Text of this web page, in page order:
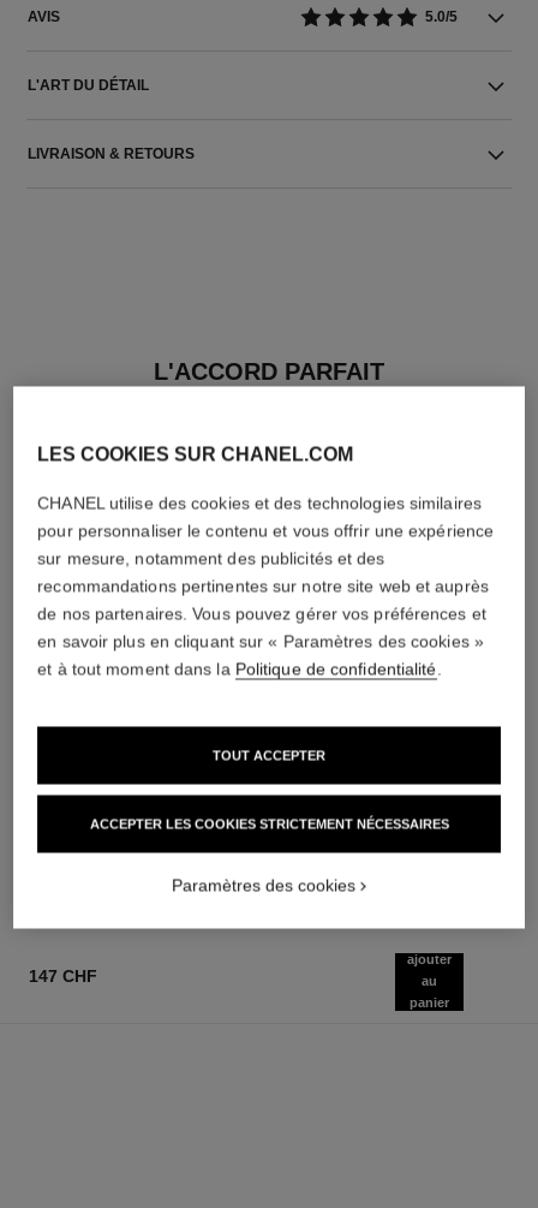
AVIS 5.0/5
L'ART DU DÉTAIL
LIVRAISON & RETOURS
L'ACCORD PARFAIT
Le Rouge Velours Lumineux
Réf. 162580
20 teintes disponibles
59 chf
AJOUTER AU PANIER
Le Parfum Cheveux
Réf. 105798
82 chf
AJOUTER AU PANIER
147 CHF
ajouter
au
panier
LES COOKIES SUR CHANEL.COM
CHANEL utilise des cookies et des technologies similaires
pour personnaliser le contenu et vous offrir une expérience
sur mesure, notamment des publicités et des
recommandations pertinentes sur notre site web et auprès
de nos partenaires. Vous pouvez gérer vos préférences et
en savoir plus en cliquant sur « Paramètres des cookies »
et à tout moment dans la Politique de confidentialité.
ACCEPTER LES COOKIES STRICTEMENT NÉCESSAIRES
TOUT ACCEPTER
Paramètres des cookies